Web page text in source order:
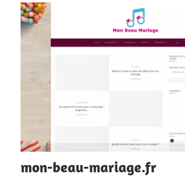
mon-beau-mariage.fr